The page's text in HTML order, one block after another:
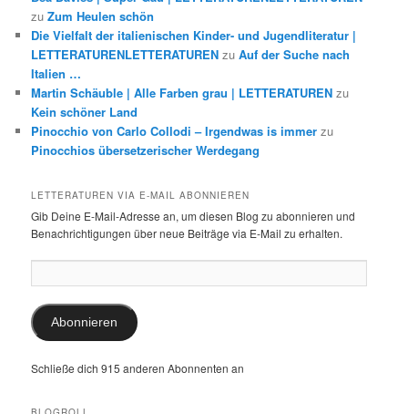
zuZum Heulen schön
Die Vielfalt der italienischen Kinder- und Jugendliteratur |
LETTERATURENLETTERATUREN zuAuf der Suche nach
Italien …
Martin Schäuble | Alle Farben grau | LETTERATUREN zu
Kein schöner Land
Pinocchio von Carlo Collodi – Irgendwas is immer zu
Pinocchios übersetzerischer Werdegang
LETTERATUREN VIA E-MAIL ABONNIEREN
Gib Deine E-Mail-Adresse an, um diesen Blog zu abonnieren und
Benachrichtigungen über neue Beiträge via E-Mail zu erhalten.
Mail-
Adresse:
Abonnieren
Schließe dich 915 anderen Abonnenten an